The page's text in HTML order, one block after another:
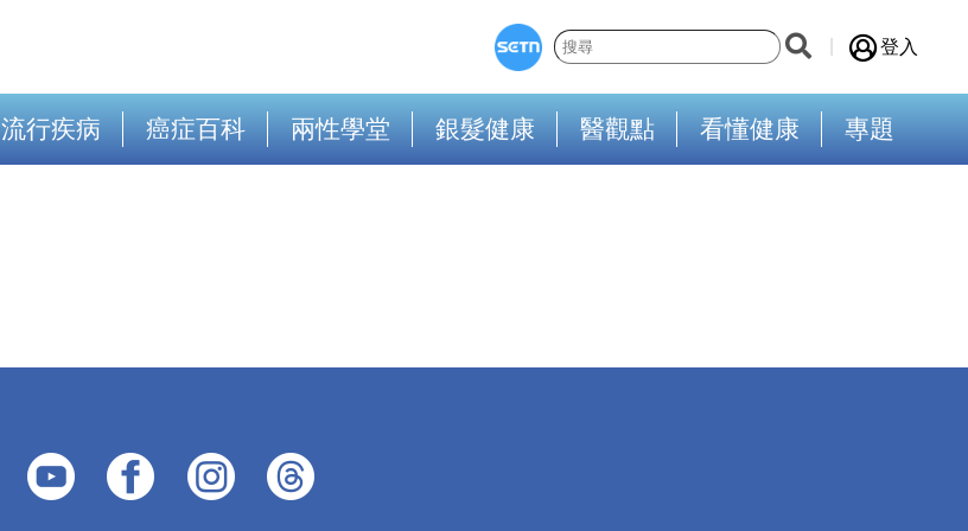
登入
流行疾病 癌症百科 兩性學堂 銀髮健康 醫觀點 看懂健康 專題